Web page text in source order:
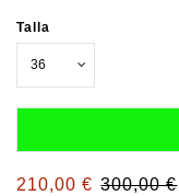
Talla
210,00 € 300,00 €